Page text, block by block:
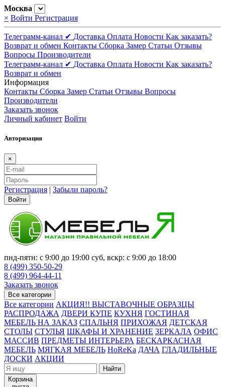
Москва
× Войти Регистрация
Телеграмм-канал ✔ Доставка Оплата Новости Как заказать?
Возврат и обмен Контакты Сборка Замер Статьи Отзывы
Вопросы Производители
Телеграмм-канал ✔ Доставка Оплата Новости Как заказать?
Возврат и обмен
Информация
Контакты Сборка Замер Статьи Отзывы Вопросы
Производители
Заказать звонок
Личный кабинет Войти
Авторизация
×
Регистрация | Забыли пароль?
Войти
пнд-пятн: с 9:00 до 19:00 суб, вскр: с 9:00 до 18:00
8 (499) 350-50-29
8 (499) 964-44-11
Заказать звонок
Все категории
Все категории АКЦИЯ!! ВЫСТАВОЧНЫЕ ОБРАЗЦЫ
РАСПРОДАЖА ДВЕРИ КУПЕ КУХНЯ ГОСТИНАЯ
МЕБЕЛЬ НА ЗАКАЗ СПАЛЬНЯ ПРИХОЖАЯ ДЕТСКАЯ
СТОЛЫ СТУЛЬЯ ШКАФЫ И ХРАНЕНИЕ ЗЕРКАЛА ОФИС
МАССИВ ПРЕДМЕТЫ ИНТЕРЬЕРА БЕСКАРКАСНАЯ
МЕБЕЛЬ МЯГКАЯ МЕБЕЛЬ HoReKa ДАЧА ГЛАДИЛЬНЫЕ
ДОСКИ АКЦИИ
Найти
Корзина